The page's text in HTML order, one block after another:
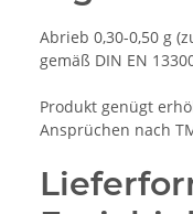
Abrieb 0,30-0,50 g
gemäß DIN EN
Produkt genügt
Ansprüchen nach